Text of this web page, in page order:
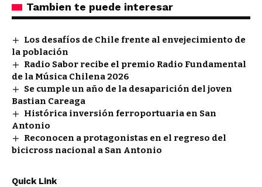
Tambien te puede interesar
Los desafíos de Chile frente al envejecimiento de
la población
Radio Sabor recibe el premio Radio Fundamental
de la Música Chilena 2026
Se cumple un año de la desaparición del joven
Bastian Careaga
Histórica inversión ferroportuaria en San
Antonio
Reconocen a protagonistas en el regreso del
bicicross nacional a San Antonio
Quick Link